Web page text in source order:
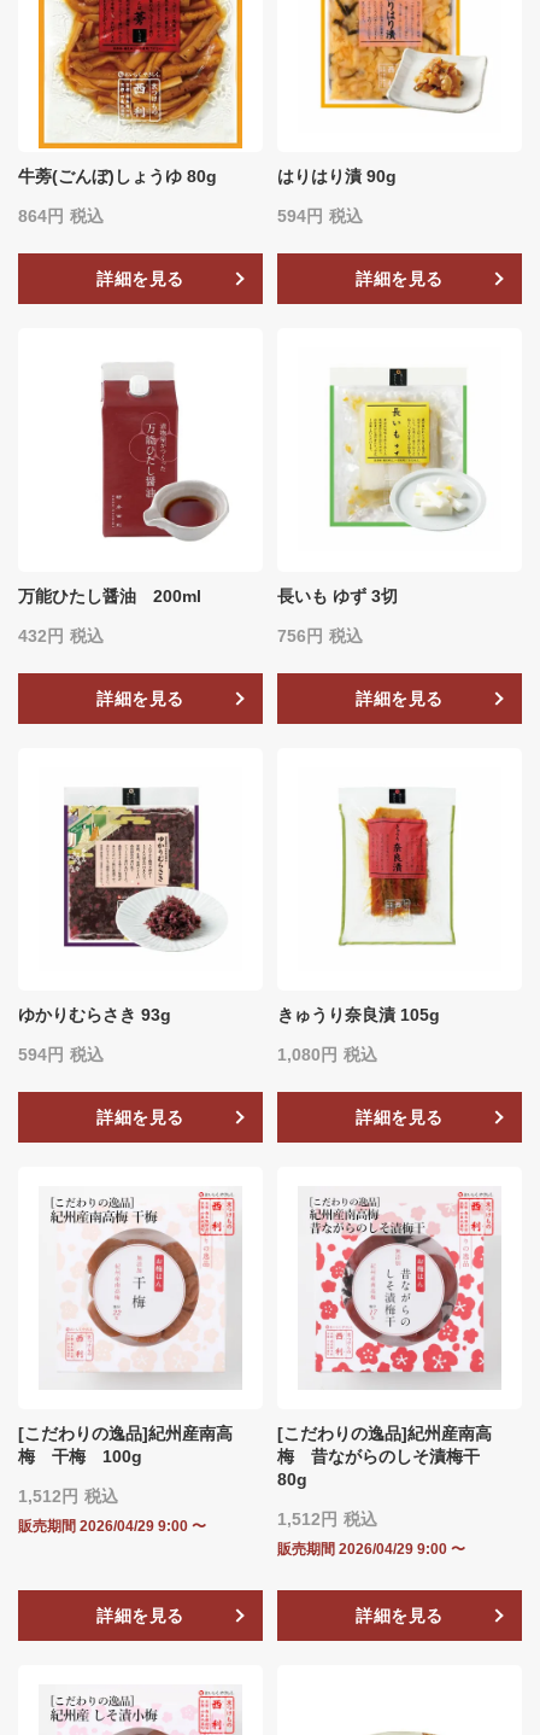
牛蒡(ごんぼ)しょうゆ 80g
864 税込
詳細を見る
はりはり漬 90g
594 税込
詳細を見る
万能ひたし醤油 200ml
432 税込
詳細を見る
長いも ゆず 3切
756 税込
詳細を見る
ゆかりむらさき 93g
594 税込
詳細を見る
きゅうり奈良漬 105g
1,080 税込
詳細を見る
[こだわりの逸品]紀州産南高
梅 干梅 100g
1,512 税込
販売期間 2026/04/29 9:00 〜
詳細を見る
[こだわりの逸品]紀州産南高
梅 昔ながらのしそ漬梅干
80g
1,512 税込
販売期間 2026/04/29 9:00 〜
詳細を見る